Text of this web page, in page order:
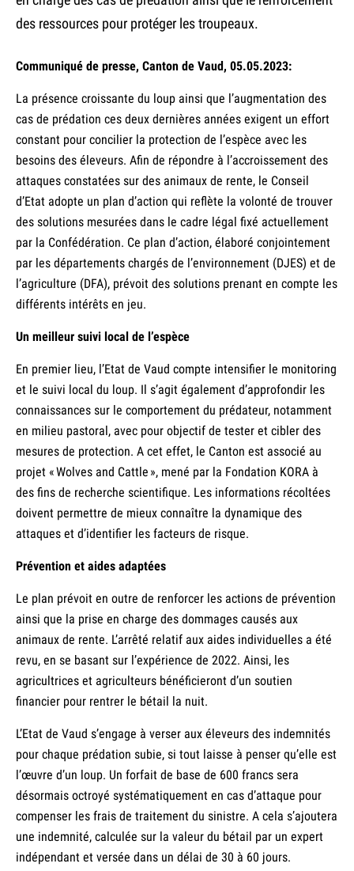
des ressources pour protéger les troupeaux.
Communiqué de presse, Canton de Vaud, 05.05.2023:
La présence croissante du loup ainsi que l’augmentation des
cas de prédation ces deux dernières années exigent un effort
constant pour concilier la protection de l’espèce avec les
besoins des éleveurs. Afin de répondre à l’accroissement des
attaques constatées sur des animaux de rente, le Conseil
d’Etat adopte un plan d’action qui reflète la volonté de trouver
des solutions mesurées dans le cadre légal fixé actuellement
par la Confédération. Ce plan d’action, élaboré conjointement
par les départements chargés de l’environnement (DJES) et de
l’agriculture (DFA), prévoit des solutions prenant en compte les
différents intérêts en jeu.
Un meilleur suivi local de l’espèce
En premier lieu, l’Etat de Vaud compte intensifier le monitoring
et le suivi local du loup. Il s’agit également d’approfondir les
connaissances sur le comportement du prédateur, notamment
en milieu pastoral, avec pour objectif de tester et cibler des
mesures de protection. A cet effet, le Canton est associé au
projet « Wolves and Cattle », mené par la Fondation KORA à
des fins de recherche scientifique. Les informations récoltées
doivent permettre de mieux connaître la dynamique des
attaques et d’identifier les facteurs de risque.
Prévention et aides adaptées
Le plan prévoit en outre de renforcer les actions de prévention
ainsi que la prise en charge des dommages causés aux
animaux de rente. L’arrêté relatif aux aides individuelles a été
revu, en se basant sur l’expérience de 2022. Ainsi, les
agricultrices et agriculteurs bénéficieront d’un soutien
financier pour rentrer le bétail la nuit.
L’Etat de Vaud s’engage à verser aux éleveurs des indemnités
pour chaque prédation subie, si tout laisse à penser qu’elle est
l’œuvre d’un loup. Un forfait de base de 600 francs sera
désormais octroyé systématiquement en cas d’attaque pour
compenser les frais de traitement du sinistre. A cela s’ajoutera
une indemnité, calculée sur la valeur du bétail par un expert
indépendant et versée dans un délai de 30 à 60 jours.